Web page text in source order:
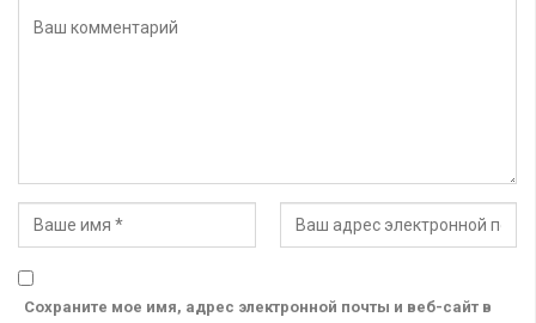
Сохраните мое имя, адрес электронной почты и веб-сайт в